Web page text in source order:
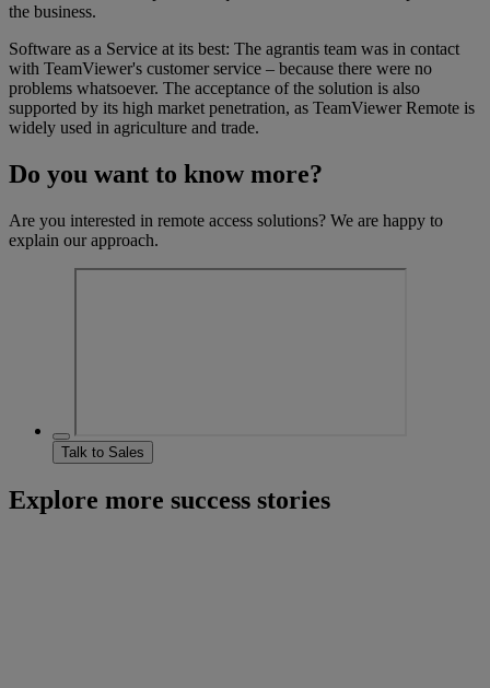
the business.
Software as a Service at its best: The agrantis team was in contact
with TeamViewer's customer service – because there were no
problems whatsoever. The acceptance of the solution is also
supported by its high market penetration, as TeamViewer Remote is
widely used in agriculture and trade.
Do you want to know more?
Are you interested in remote access solutions? We are happy to
explain our approach.
Talk to Sales
Explore more success stories